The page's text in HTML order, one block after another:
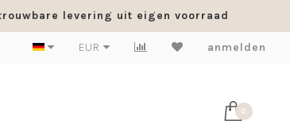
levering uit eigen voorraad
EUR anmelden
0